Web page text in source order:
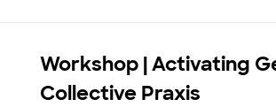
Workshop | Activating
Collective Praxis